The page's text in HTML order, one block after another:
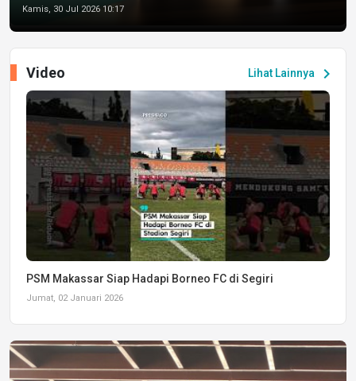
Kamis, 30 Jul 2026 10:17
Lihat Lainnya chevron_right
Video
PSM Makassar Siap Hadapi Borneo FC di Segiri
Jumat, 02 Januari 2026